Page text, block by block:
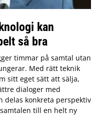
kan
så bra
timmar på samtal utan
Med rätt teknik
sitt eget sätt att sälja,
dialoger med
delas konkreta perspektiv
till en helt ny